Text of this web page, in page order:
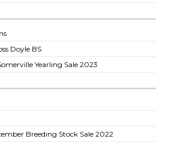
Doyle BS
Yearling Sale 2023
Breeding Stock Sale 2022